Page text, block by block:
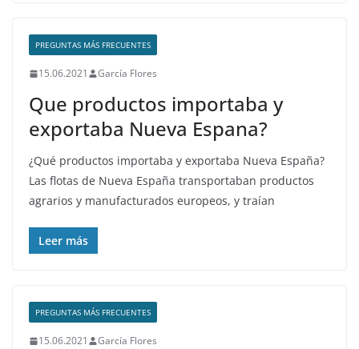
PREGUNTAS MÁS FRECUENTES
15.06.2021 García Flores
Que productos importaba y
exportaba Nueva Espana?
¿Qué productos importaba y exportaba Nueva España?
Las flotas de Nueva España transportaban productos
agrarios y manufacturados europeos, y traían
Leer más
PREGUNTAS MÁS FRECUENTES
15.06.2021 García Flores